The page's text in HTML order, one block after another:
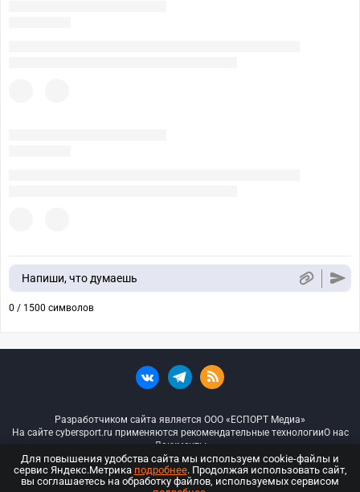
Напиши, что думаешь
0 / 1500 символов
Разработчиком сайта является ООО «ЕСПОРТ Медиа»
На сайте cybersport.ru применяются рекомендательные технологииО нас
Документы
© ООО «Киберспорт.ру» — Все права защищены
Для повышения удобства сайта мы используем cookie-файлы и
сервис Яндекс.Метрика подробнее. Продолжая использовать сайт,
вы соглашаетесь на обработку файлов, используемых сервисом